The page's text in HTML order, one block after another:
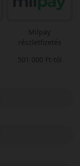
Milpay
részletfizetés
501 000 Ft-tól